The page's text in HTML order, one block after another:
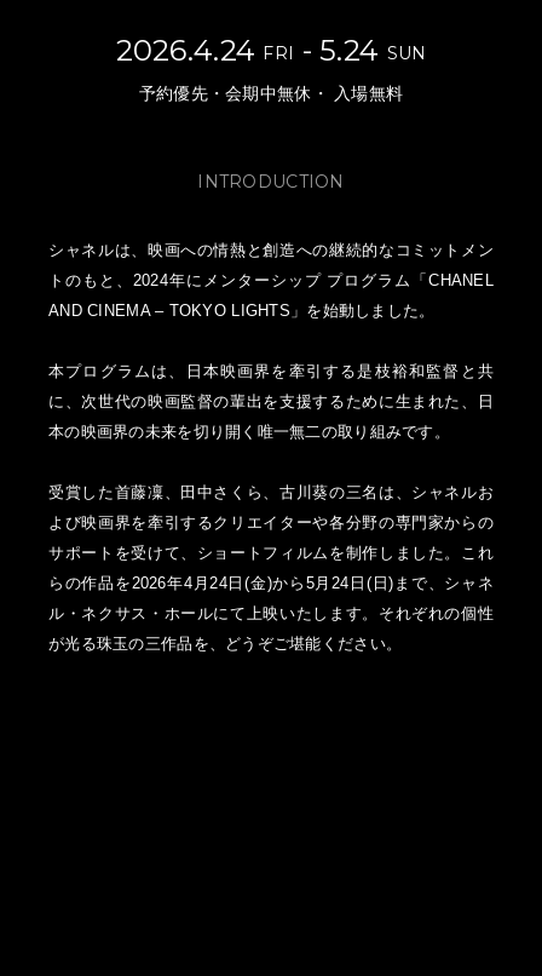
ABOUT US
2026.4.24 FRI - 5.24 SUN
予約優先・会期中無休・ 入場無料
INTRODUCTION
シャネルは、映画への情熱と創造への継続的なコミットメン
トのもと、2024年にメンターシップ プログラム「CHANEL
AND CINEMA – TOKYO LIGHTS」を始動しました。
本プログラムは、日本映画界を牽引する是枝裕和監督と共
に、次世代の映画監督の輩出を支援するために生まれた、日
本の映画界の未来を切り開く唯一無二の取り組みです。
受賞した首藤凜、田中さくら、古川葵の三名は、シャネルお
よび映画界を牽引するクリエイターや各分野の専門家からの
サポートを受けて、ショートフィルムを制作しました。これ
らの作品を2026年4月24日(金)から5月24日(日)まで、シャネ
ル・ネクサス・ホールにて上映いたします。それぞれの個性
が光る珠玉の三作品を、どうぞご堪能ください。